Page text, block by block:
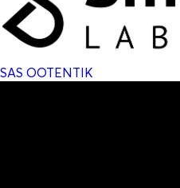
SAS OOTENTIK